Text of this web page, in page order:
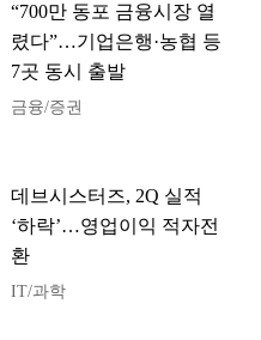
“700만 동포 금융시장 열
렸다”…기업은행·농협 등
7곳 동시 출발
금융/증권
데브시스터즈, 2Q 실적
‘하락’…영업이익 적자전
환
IT/과학